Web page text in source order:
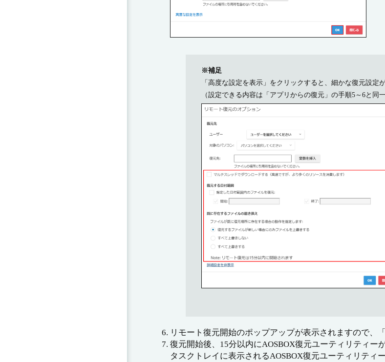
※補足
「高度な設定を表示」をクリックすると、細かな復元設定
（設定できる内容は「アプリからの復元」の手順5～6と同
リモート復元開始のポップアップが表示されますので、
復元開始後、15分以内にAOSBOX復元ユーティリティー
タスクトレイに表示されるAOSBOX復元ユーティリテ